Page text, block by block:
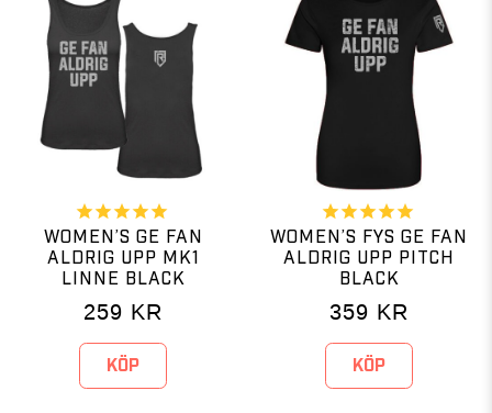
WOMEN’S GE FAN
ALDRIG UPP MK1
LINNE BLACK
259 KR
KÖP
WOMEN’S FYS GE FAN
ALDRIG UPP PITCH
BLACK
359 KR
KÖP